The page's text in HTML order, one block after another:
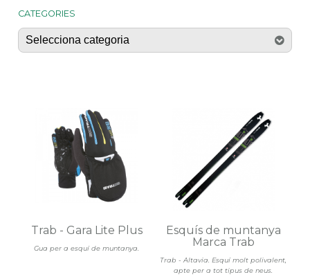
CATEGORIES
Gua per a esquí de muntanya.
Trab - Gara Lite Plus
Trab - Altavia. Esquí molt polivalent,
apte per a tot tipus de neus.
Esquís de muntanya
Marca Trab